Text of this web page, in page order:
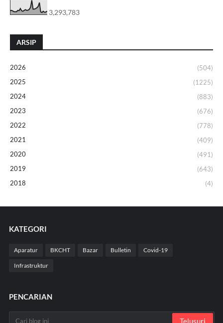
3,293,783
ARSIP
2026
(504)
2025
(1225)
2024
(883)
2023
(676)
2022
(778)
2021
(409)
2020
(491)
2019
(643)
2018
(4)
KATEGORI
Aparatur BKCHT Bazar Bulletin Covid-19
Infrastruktur
PENCARIAN